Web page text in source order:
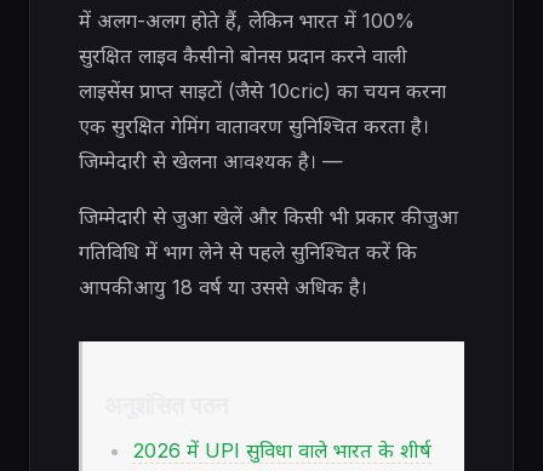
में अलग-अलग होते हैं, लेकिन भारत में 100%
सुरक्षित लाइव कैसीनो बोनस प्रदान करने वाली
लाइसेंस प्राप्त साइटों (जैसे 10cric) का चयन करना
एक सुरक्षित गेमिंग वातावरण सुनिश्चित करता है।
जिम्मेदारी से खेलना आवश्यक है। —
जिम्मेदारी से जुआ खेलें और किसी भी प्रकार की जुआ
गतिविधि में भाग लेने से पहले सुनिश्चित करें कि
आपकी आयु 18 वर्ष या उससे अधिक है।
2026 में UPI सुविधा वाले भारत के शीर्ष